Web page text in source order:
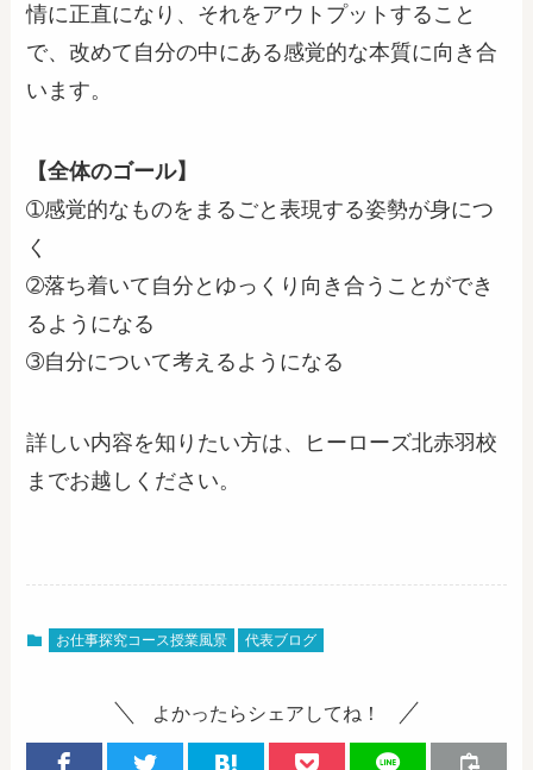
情に正直になり、それをアウトプットすること
で、改めて自分の中にある感覚的な本質に向き合
います。
【全体のゴール】
➀感覚的なものをまるごと表現する姿勢が身につ
く
➁落ち着いて自分とゆっくり向き合うことができ
るようになる
➂自分について考えるようになる
詳しい内容を知りたい方は、ヒーローズ北赤羽校
までお越しください。
お仕事探究コース授業風景 代表ブログ
よかったらシェアしてね！